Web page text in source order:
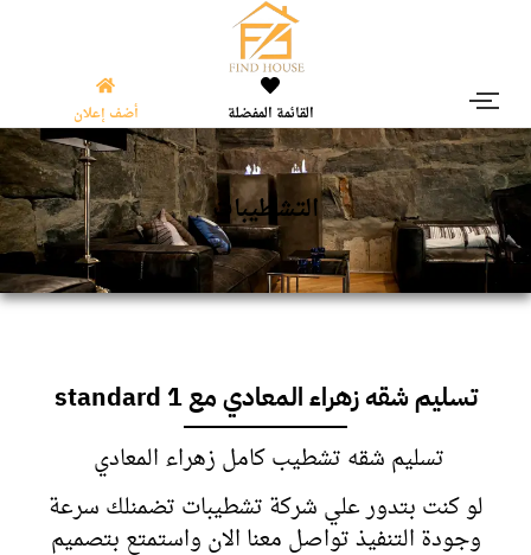
القائمة المفضلة أضف إعلان
التشطيبات
تسليم شقه زهراء المعادي مع standard 1
تسليم شقه تشطيب كامل زهراء المعادي
لو كنت بتدور علي شركة تشطيبات تضمنلك سرعة
وجودة التنفيذ تواصل معنا الان واستمتع بتصميم